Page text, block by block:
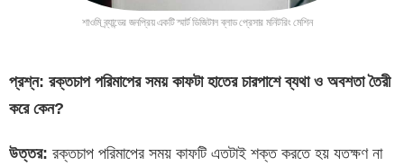
শাওমি ব্র্যান্ডের জনপ্রিয় একটি স্মার্ট ডিজিটাল ব্লাড প্রেসার মনিটরিং মেশিন
প্রশ্ন: রক্তচাপ পরিমাপের সময় কাফটা হাতের চারপাশে ব্যথা ও অবশতা তৈরী
করে কেন?
উত্তর: রক্তচাপ পরিমাপের সময় কাফটি এতটাই শক্ত করতে হয় যতক্ষণ না